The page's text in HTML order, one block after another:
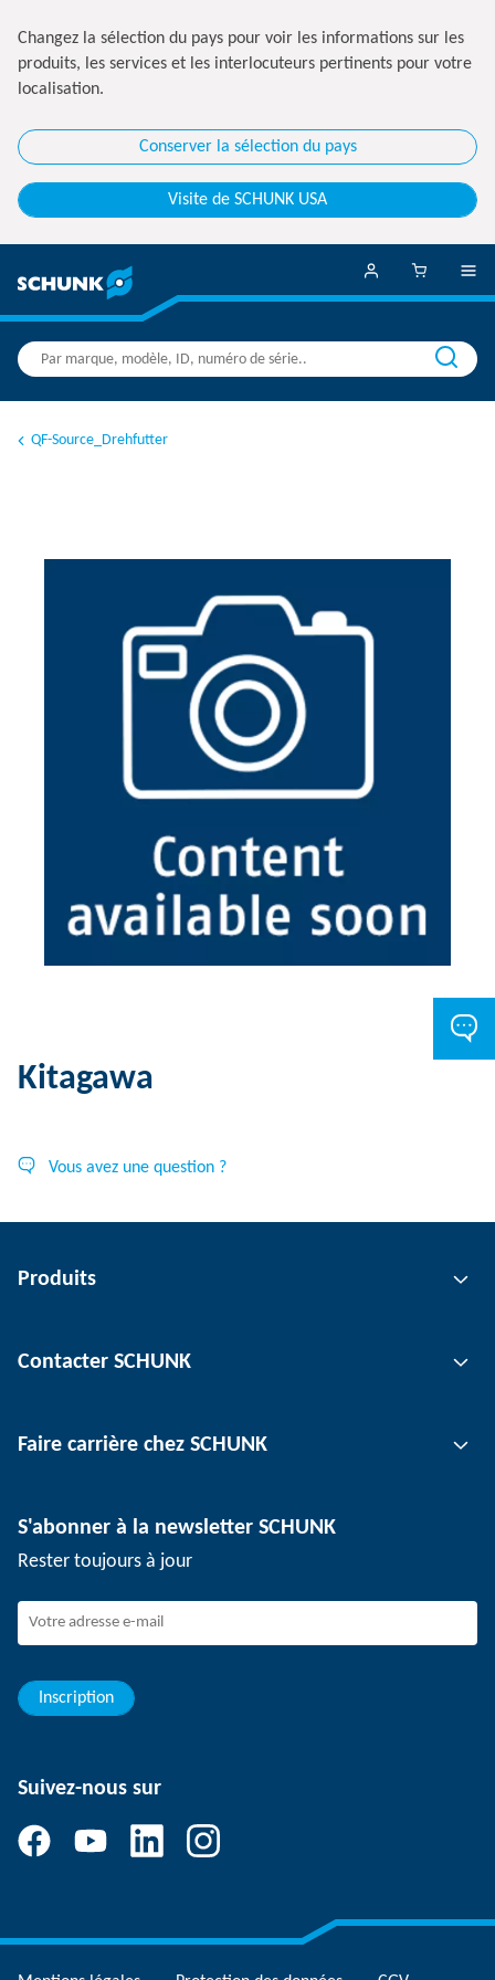
Changez la sélection du pays pour voir les informations sur les
produits, les services et les interlocuteurs pertinents pour votre
localisation.
Conserver la sélection du pays
Visite de SCHUNK USA
QF-Source_Drehfutter
Kitagawa
Vous avez une question ?
Produits
Technologie d'automatisation
Technologie de serrage de pièce
Contacter SCHUNK
Sites
Événements
Dispositif de signalement SCHUNK
Faire carrière chez SCHUNK
Travailler chez SCHUNK
Jeunes professionnels
Elèves
S'abonner à la newsletter SCHUNK
Rester toujours à jour
Inscription
Suivez-nous sur